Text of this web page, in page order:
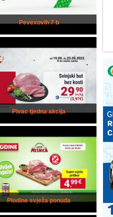
Pevexovih 7 b
Pivac tjedna akcija
Plodine svježa ponuda